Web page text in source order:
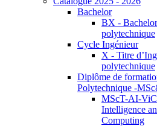
Bachelor
BX -
polytechnique
Cycle Ingénieur
X - Titre
polytechnique
Diplôme de
Polytechnique -
MScT-AI-
Intelligence
Computing